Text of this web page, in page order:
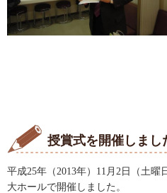
授賞式を開催しまし
平成25年（2013年）11月2日（土
大ホールで開催しました。